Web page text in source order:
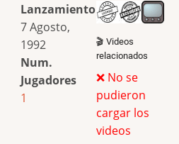
Lanzamiento
7 Agosto,
1992
Num.
Jugadores
1
🎬 Videos
relacionados
❌ No se
pudieron
cargar los
videos